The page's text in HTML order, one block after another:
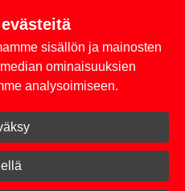
sisään
sisällön ja mainosten
ominaisuuksien
analysoimiseen.